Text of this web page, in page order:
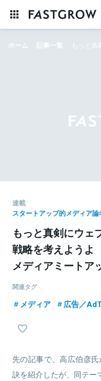
ホーム 記事一覧
連載
スタートアップ的メディア論
もっと真剣にウェ
戦略を考えようよ
メディアミートア
関連タグ
メディア 広告／
先の記事で、高広伯彦
訣を紹介したが、同テー